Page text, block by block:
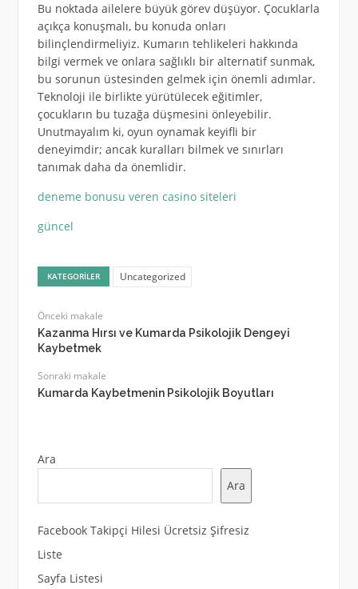
Bu noktada ailelere büyük görev düşüyor. Çocuklarla
açıkça konuşmalı, bu konuda onları
bilinçlendirmeliyiz. Kumarın tehlikeleri hakkında
bilgi vermek ve onlara sağlıklı bir alternatif sunmak,
bu sorunun üstesinden gelmek için önemli adımlar.
Teknoloji ile birlikte yürütülecek eğitimler,
çocukların bu tuzağa düşmesini önleyebilir.
Unutmayalım ki, oyun oynamak keyifli bir
deneyimdir; ancak kuralları bilmek ve sınırları
tanımak daha da önemlidir.
deneme bonusu veren casino siteleri
güncel
KATEGORILER Uncategorized
Önceki makale
Kazanma Hırsı ve Kumarda Psikolojik Dengeyi
Kaybetmek
Sonraki makale
Kumarda Kaybetmenin Psikolojik Boyutları
Ara
Ara
Facebook Takipçi Hilesi Ücretsiz Şifresiz
Liste
Sayfa Listesi